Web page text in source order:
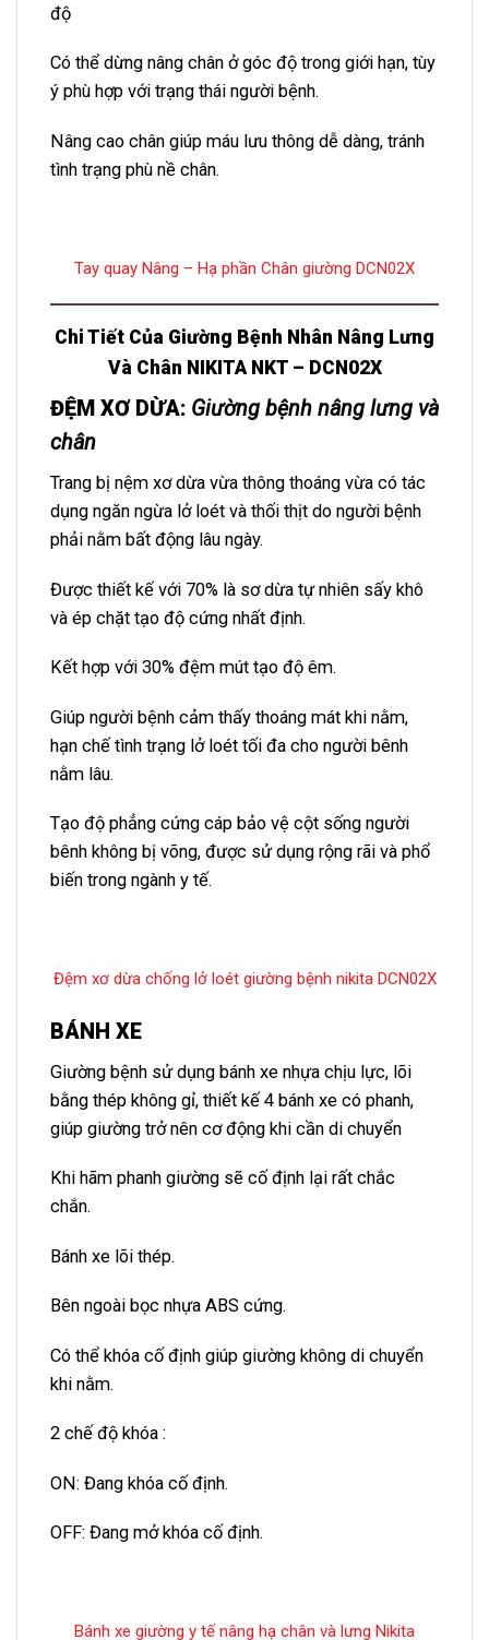
độ
Có thể dừng nâng chân ở góc độ trong giới hạn, tùy
ý phù hợp với trạng thái người bệnh.
Nâng cao chân giúp máu lưu thông dễ dàng, tránh
tình trạng phù nề chân.
Tay quay Nâng – Hạ phần Chân giường DCN02X
Chi Tiết Của Giường Bệnh Nhân Nâng Lưng
Và Chân NIKITA NKT – DCN02X
ĐỆM XƠ DỪA: Giường bệnh nâng lưng và
chân
Trang bị nệm xơ dừa vừa thông thoáng vừa có tác
dụng ngăn ngừa lở loét và thối thịt do người bệnh
phải nằm bất động lâu ngày.
Được thiết kế với 70% là sơ dừa tự nhiên sấy khô
và ép chặt tạo độ cứng nhất định.
Kết hợp với 30% đệm mút tạo độ êm.
Giúp người bệnh cảm thấy thoáng mát khi nằm,
hạn chế tình trạng lở loét tối đa cho người bênh
nằm lâu.
Tạo độ phẳng cứng cáp bảo vệ cột sống người
bênh không bị võng, được sử dụng rộng rãi và phổ
biến trong ngành y tế.
Đệm xơ dừa chống lở loét giường bệnh nikita DCN02X
BÁNH XE
Giường bệnh sử dụng bánh xe nhựa chịu lực, lõi
bằng thép không gỉ, thiết kế 4 bánh xe có phanh,
giúp giường trở nên cơ động khi cần di chuyển
Khi hãm phanh giường sẽ cố định lại rất chắc
chắn.
Bánh xe lõi thép.
Bên ngoài bọc nhựa ABS cứng.
Có thể khóa cố định giúp giường không di chuyển
khi nằm.
2 chế độ khóa :
ON: Đang khóa cố định.
OFF: Đang mở khóa cố định.
Bánh xe giường y tế nâng hạ chân và lưng Nikita